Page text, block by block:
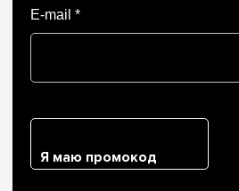
E-mail *
Я маю промокод